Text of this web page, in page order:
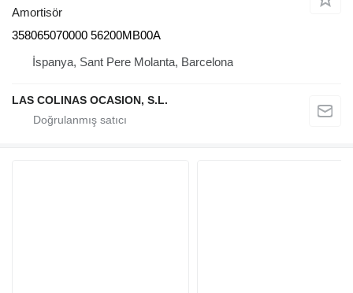
Amortisör
358065070000 56200MB00A
İspanya, Sant Pere Molanta, Barcelona
LAS COLINAS OCASION, S.L.